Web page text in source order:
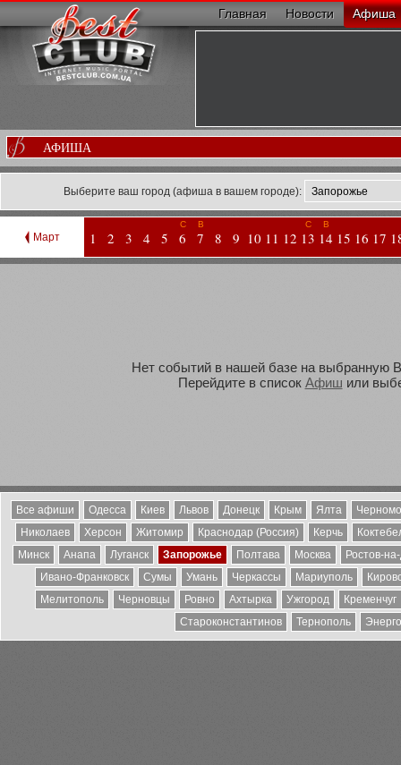
Главная Новости Афиша
АФИША
Выберите ваш город (афиша в вашем городе):
Март 1 2 3 4 5
С
6
В
7 8 9 10 11 12
С
13
В
14 15 16 17
Нет событий в нашей базе на выбранную
Перейдите в список Афиш или
Все афиши Одесса Киев Львов Донецк Крым Ялта
Николаев
Херсон Житомир Краснодар (Россия) Керчь
Минск
Анапа Луганск Запорожье Полтава Москва
Ростов-
Ивано-Франковск
Сумы Умань Черкассы Мариуполь
Мелитополь
Черновцы Ровно Ахтырка Ужгород
Кременчуг
Староконстантинов
Тернополь